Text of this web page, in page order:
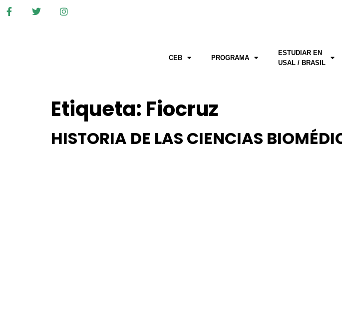
CEB PROGRAMA
ESTUDIAR EN
USAL / BRASIL
Etiqueta: Fiocruz
HISTORIA DE LAS CIENCIAS